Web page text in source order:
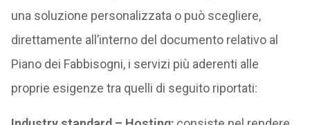
una soluzione personalizzata o può scegliere,
direttamente all’interno del documento relativo al
Piano dei Fabbisogni, i servizi più aderenti alle
proprie esigenze tra quelli di seguito riportati: